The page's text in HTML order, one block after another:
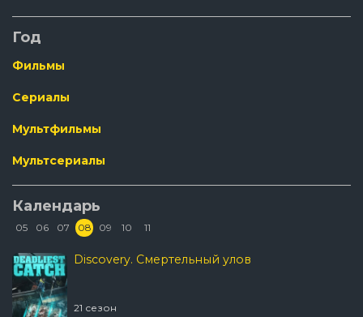
Год
Фильмы
Сериалы
Мультфильмы
Мультсериалы
Календарь
05 06 07 08 09 10 11
Discovery. Смертельный улов
21 сезон